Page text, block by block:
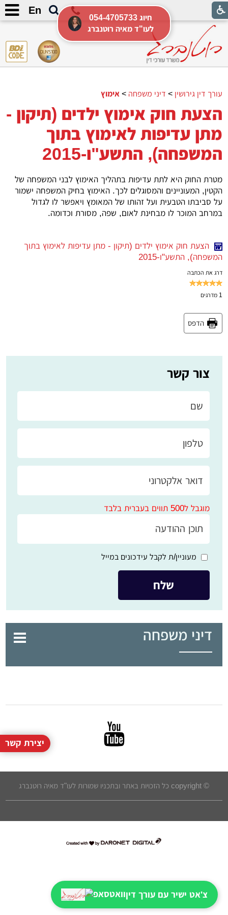
En
צור קשר
מוגבל ל500 תווים בעברית בלבד
מעוניין/ת לקבל עידכונים במייל
דיני משפחה
עורך דין גירושין > דיני משפחה > אימוץ
הצעת חוק אימוץ ילדים (תיקון -
מתן עדיפות לאימוץ בתוך
המשפחה), התשע"ו-2015
מטרת החוק היא לתת עדיפות בתהליך האימוץ לבני המשפחה של
הקטין, המעוניינים והמסוגלים לכך. האימוץ בחיק המשפחה ישמור
על סביבתו הטבעית ועל זהותו של המאומץ ויאפשר לו לגדול
במרחב המוכר לו מבחינת לאום, שפה, מסורת וכדומה.
הצעת חוק אימוץ ילדים (תיקון - מתן עדיפות לאימוץ בתוך
המשפחה), התשע"ו-2015
דרג את הכתבה
1 מדרגים
הדפס
© copyright כל הזכויות באתר ובתכניו שמורות לעו"ד מאיה רוטנברג
דרונט
בניית
אתרי
יצירת קשר
צ'אט ישיר עם עורך דין
054-4705733 חיוג
לעו"ד מאיה רוטנברג